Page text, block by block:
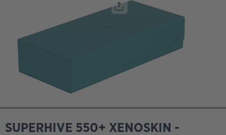
SUPERHIVE 550+ XENOSKIN -